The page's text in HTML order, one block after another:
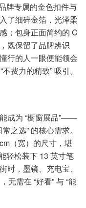
牌专属的金色扣件与
了细碎金箔，光泽柔
；包身正面简约的 C
既保留了品牌辨识
行的人一眼便能领会
费力的精致” 吸引。
成为 “橱窗展品”——
之选” 的核心需求。
（宽）的尺寸，堪
轻松装下 13 英寸笔
时，墨镜、充电宝、
无需在 “好看” 与 “能